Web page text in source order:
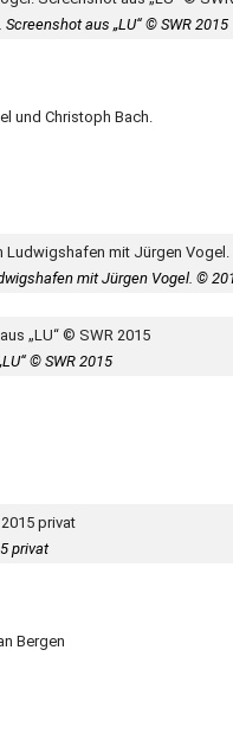
aus „LU“ © SWR 2015
und Christoph Bach.
mit Jürgen Vogel. ©
© SWR 2015
privat
Bergen